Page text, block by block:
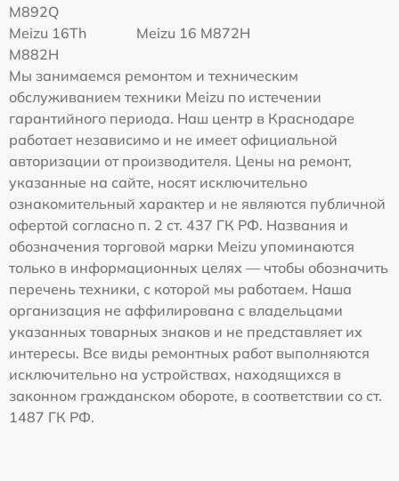
M892Q
Meizu 16Th
M882H
Meizu 16 M872H
Мы занимаемся ремонтом и техническим
обслуживанием техники Meizu по истечении
гарантийного периода. Наш центр в Краснодаре
работает независимо и не имеет официальной
авторизации от производителя. Цены на ремонт,
указанные на сайте, носят исключительно
ознакомительный характер и не являются публичной
офертой согласно п. 2 ст. 437 ГК РФ. Названия и
обозначения торговой марки Meizu упоминаются
только в информационных целях — чтобы обозначить
перечень техники, с которой мы работаем. Наша
организация не аффилирована с владельцами
указанных товарных знаков и не представляет их
интересы. Все виды ремонтных работ выполняются
исключительно на устройствах, находящихся в
законном гражданском обороте, в соответствии со ст.
1487 ГК РФ.